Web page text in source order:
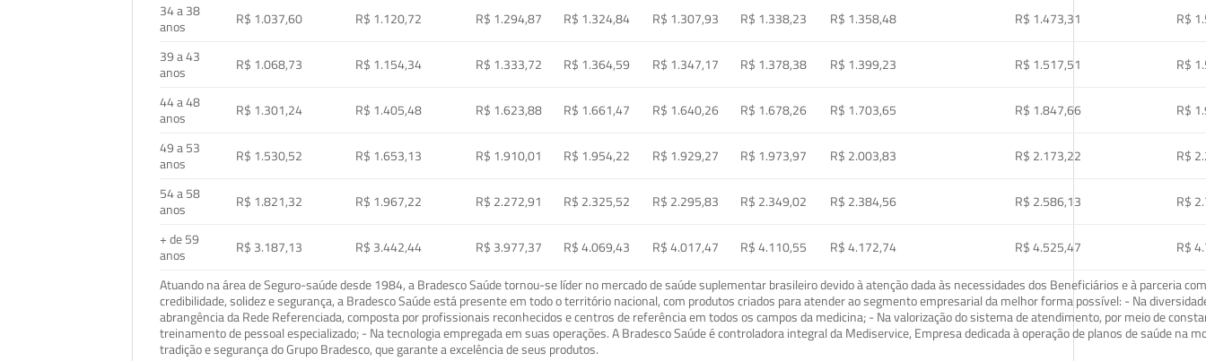
34 a 38
anos
R$ 1.037,60 R$ 1.120,72 R$ 1.294,87 R$ 1.324,84 R$ 1.307,93 R$ 1.338,23 R$ 1.358,48 R$ 1.473,31
R$
39 a 43
anos
R$ 1.068,73 R$ 1.154,34 R$ 1.333,72 R$ 1.364,59 R$ 1.347,17 R$ 1.378,38 R$ 1.399,23 R$ 1.517,51
R$
44 a 48
anos
R$ 1.301,24 R$ 1.405,48 R$ 1.623,88 R$ 1.661,47 R$ 1.640,26 R$ 1.678,26 R$ 1.703,65 R$ 1.847,66
R$
49 a 53
anos
R$ 1.530,52 R$ 1.653,13 R$ 1.910,01 R$ 1.954,22 R$ 1.929,27 R$ 1.973,97 R$ 2.003,83 R$ 2.173,22
R$
54 a 58
anos
R$ 1.821,32 R$ 1.967,22 R$ 2.272,91 R$ 2.325,52 R$ 2.295,83 R$ 2.349,02 R$ 2.384,56 R$ 2.586,13
R$
+ de 59
anos
R$ 3.187,13 R$ 3.442,44 R$ 3.977,37 R$ 4.069,43 R$ 4.017,47 R$ 4.110,55 R$ 4.172,74 R$ 4.525,47
R$
Atuando na área de Seguro-saúde desde 1984, a Bradesco Saúde tornou-se líder no mercado de saúde suplementar brasileiro devido à atenção dada às necessidades dos Beneficiários e à parceria
credibilidade, solidez e segurança, a Bradesco Saúde está presente em todo o território nacional, com produtos criados para atender ao segmento empresarial da melhor forma possível: - Na
abrangência da Rede Referenciada, composta por profissionais reconhecidos e centros de referência em todos os campos da medicina; - Na valorização do sistema de atendimento, por meio de
treinamento de pessoal especializado; - Na tecnologia empregada em suas operações. A Bradesco Saúde é controladora integral da Mediservice, Empresa dedicada à operação de planos de saúde na
tradição e segurança do Grupo Bradesco, que garante a excelência de seus produtos.